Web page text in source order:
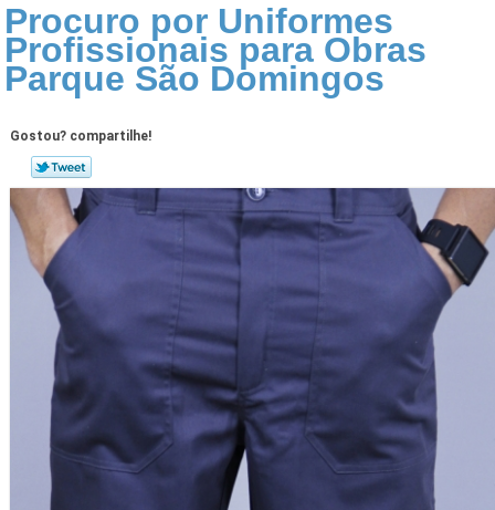
Procuro por Uniformes
Profissionais para Obras
Parque São Domingos
Gostou? compartilhe!